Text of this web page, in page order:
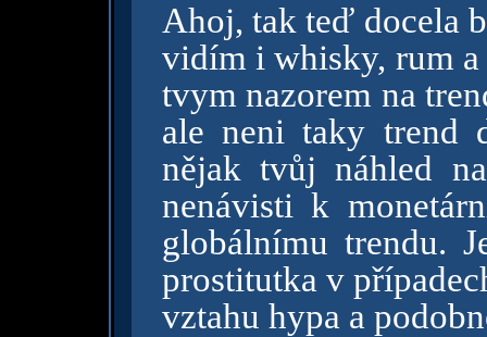
Ahoj, tak teď docela
vidím i whisky, rum a
tvym nazorem na
ale neni taky trend
nějak tvůj náhled
nenávisti k
globálnímu trendu.
prostitutka v
vztahu hypa a